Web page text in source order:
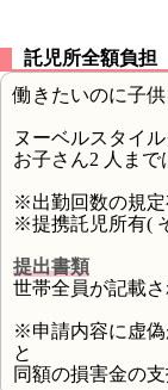
託児所全額負担
働きたいのに子
ヌーベルスタイ
お子さん2 人まで
※出勤回数の規
※提携託児所有(
提出書類
世帯全員が記載
※申請内容に虚偽
と
同額の損害金の